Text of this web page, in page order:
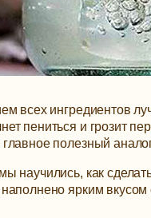
всех ингредиентов
пениться и грозит
полезный
научились, как
ярким